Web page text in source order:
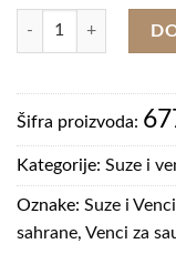
Venac za sahrane -
Šifra proizvoda:
Kategorije: Suze i
Oznake: Suze i Venci
sahrane, Venci za